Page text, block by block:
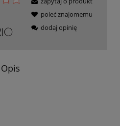
poleć znajomemu
dodaj opinię
Opis